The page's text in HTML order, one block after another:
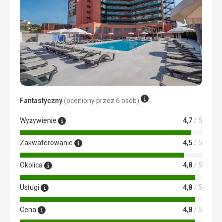
potrzebowaliśmy.
Ta recenzja została automatycznie przetłumaczona za
pomocą Google Translate
Fantastyczny(oceniony przez 6 osób)
Wyżywienie 4,7 / 5
Zakwaterowanie 4,5 / 5
Okolica 4,8 / 5
Usługi 4,8 / 5
Cena 4,8 / 5